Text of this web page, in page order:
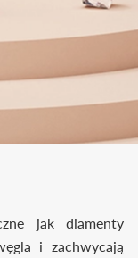
jak diamenty
i zachwycają